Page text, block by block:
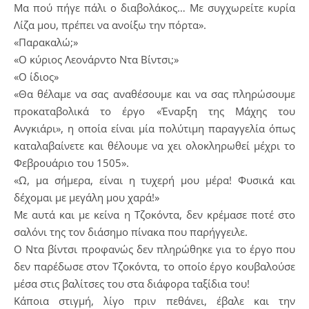
Μα πού πήγε πάλι ο διαβολάκος… Με συγχωρείτε κυρία
Λίζα μου, πρέπει να ανοίξω την πόρτα».
«Παρακαλώ;»
«Ο κύριος Λεονάρντο Ντα Βίντσι;»
«Ο ίδιος»
«Θα θέλαμε να σας αναθέσουμε και να σας πληρώσουμε
προκαταβολικά το έργο «Έναρξη της Μάχης του
Ανγκιάρι», η οποία είναι μία πολύτιμη παραγγελία όπως
καταλαβαίνετε και θέλουμε να χει ολοκληρωθεί μέχρι το
Φεβρουάριο του 1505».
«Ω, μα σήμερα, είναι η τυχερή μου μέρα! Φυσικά και
δέχομαι με μεγάλη μου χαρά!»
Με αυτά και με κείνα η Τζοκόντα, δεν κρέμασε ποτέ στο
σαλόνι της τον διάσημο πίνακα που παρήγγειλε.
Ο Ντα βίντσι προφανώς δεν πληρώθηκε για το έργο που
δεν παρέδωσε στον Τζοκόντα, το οποίο έργο κουβαλούσε
μέσα στις βαλίτσες του στα διάφορα ταξίδια του!
Κάποια στιγμή, λίγο πριν πεθάνει, έβαλε και την